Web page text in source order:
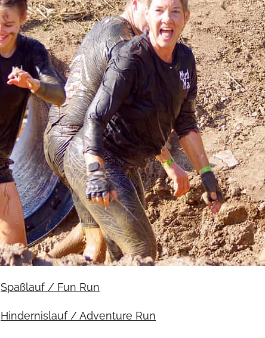
Spaßlauf / Fun Run
Hindernislauf / Adventure Run